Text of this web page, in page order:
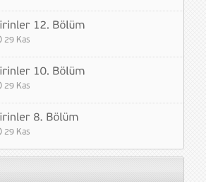
29 Kas
29 Kas
29 Kas